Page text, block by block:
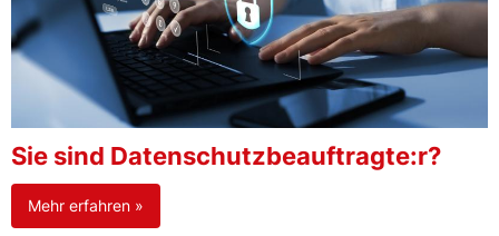
Sie sind Datenschutzbeauftragte:r?
Mehr erfahren »